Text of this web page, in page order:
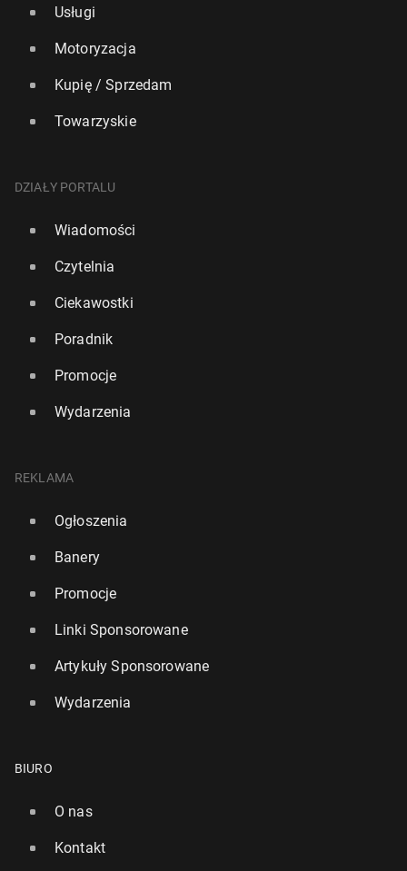
Usługi
Motoryzacja
Kupię / Sprzedam
Towarzyskie
DZIAŁY PORTALU
Wiadomości
Czytelnia
Ciekawostki
Poradnik
Promocje
Wydarzenia
REKLAMA
Ogłoszenia
Banery
Promocje
Linki Sponsorowane
Artykuły Sponsorowane
Wydarzenia
BIURO
O nas
Kontakt